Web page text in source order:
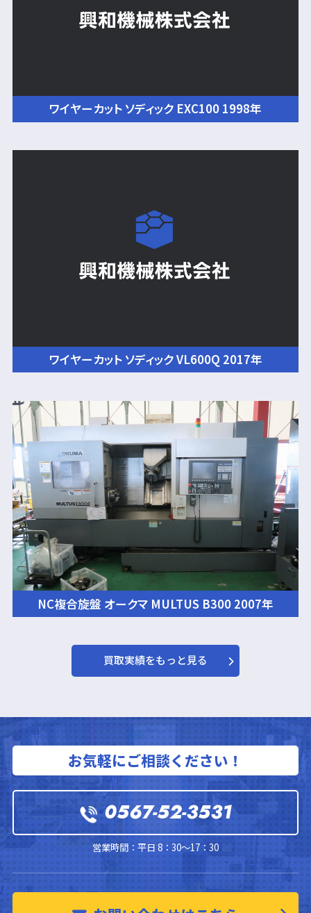
ワイヤーカット ソディック EXC100 1998年
ワイヤーカット ソディック VL600Q 2017年
NC複合旋盤 オークマ MULTUS B300 2007年
買取実績をもっと見る
お気軽にご相談ください！
0567-52-3531
営業時間：平日 8：30～17：30